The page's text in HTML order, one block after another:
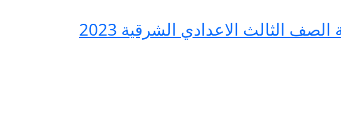
الثالث الاعدادي الشرقية 2023